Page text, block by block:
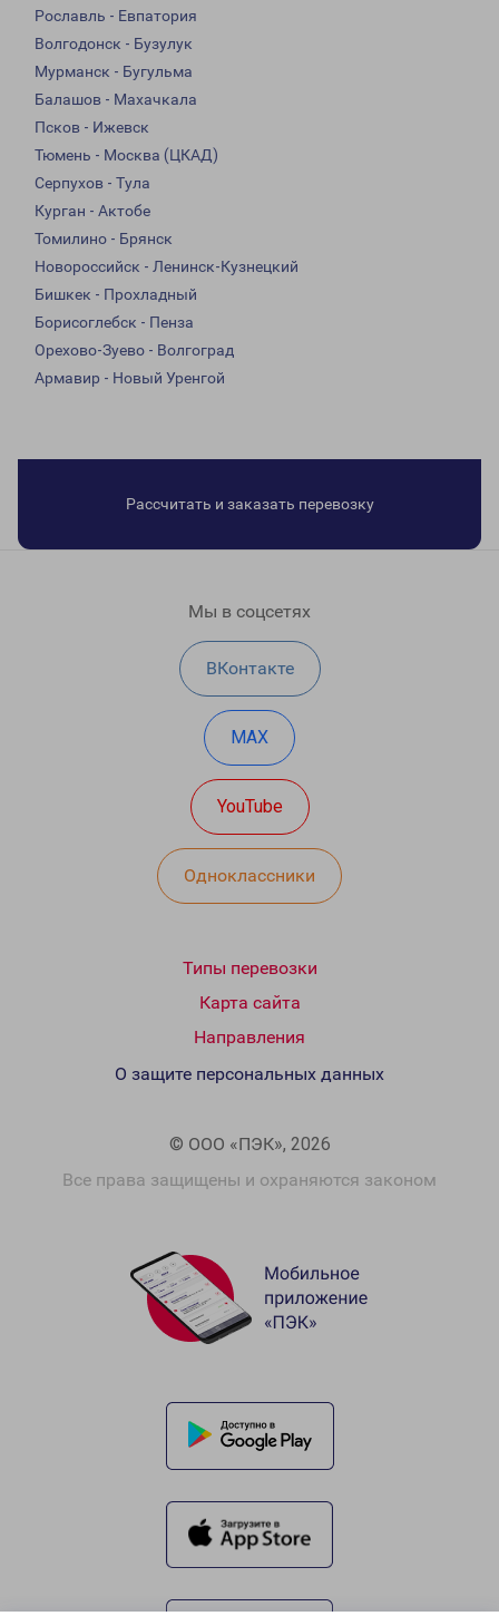
Рославль - Евпатория
Волгодонск - Бузулук
Мурманск - Бугульма
Балашов - Махачкала
Псков - Ижевск
Тюмень - Москва (ЦКАД)
Серпухов - Тула
Курган - Актобе
Томилино - Брянск
Новороссийск - Ленинск-Кузнецкий
Бишкек - Прохладный
Борисоглебск - Пенза
Орехово-Зуево - Волгоград
Армавир - Новый Уренгой
Рассчитать и заказать перевозку
Мы в соцсетях
ВКонтакте
MAX
YouTube
Одноклассники
Типы перевозки
Карта сайта
Направления
© ООО «ПЭК», 2026
Все права защищены и охраняются законом
О защите персональных данных